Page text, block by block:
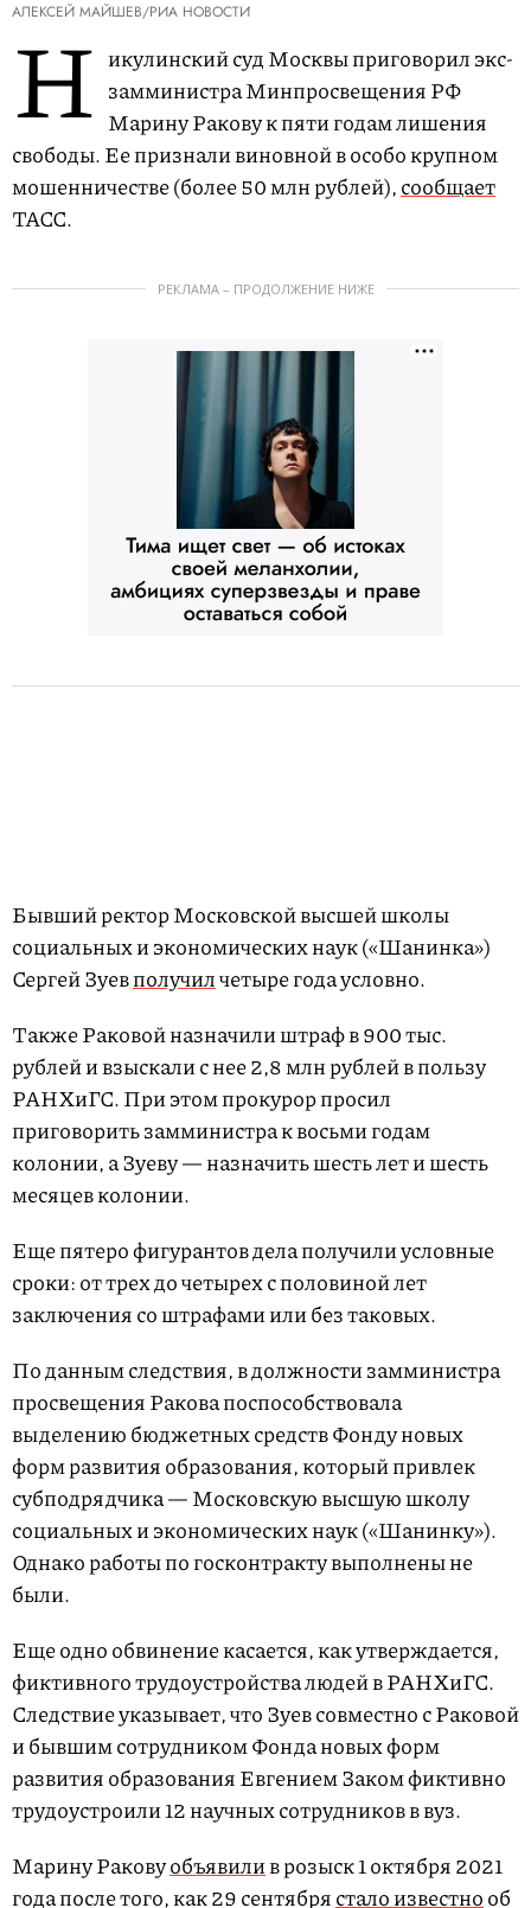
АЛЕКСЕЙ МАЙШЕВ/РИА НОВОСТИ
Н икулинский суд Москвы приговорил экс-
замминистра Минпросвещения РФ
Марину Ракову к пяти годам лишения
свободы. Ее признали виновной в особо крупном
мошенничестве (более 50 млн рублей),сообщает
ТАСС.
РЕКЛАМА – ПРОДОЛЖЕНИЕ НИЖЕ
Бывший ректор Московской высшей школы
социальных и экономических наук («Шанинка»)
Сергей Зуевполучилчетыре года условно.
Также Раковой назначили штраф в 900 тыс.
рублей и взыскали с нее 2,8 млн рублей в пользу
РАНХиГС. При этом прокурор просил
приговорить замминистра к восьми годам
колонии, а Зуеву — назначить шесть лет и шесть
месяцев колонии.
Еще пятеро фигурантов дела получили условные
сроки: от трех до четырех с половиной лет
заключения со штрафами или без таковых.
По данным следствия, в должности замминистра
просвещения Ракова поспособствовала
выделению бюджетных средств Фонду новых
форм развития образования, который привлек
субподрядчика — Московскую высшую школу
социальных и экономических наук («Шанинку»).
Однако работы по госконтракту выполнены не
были.
Еще одно обвинение касается, как утверждается,
фиктивного трудоустройства людей в РАНХиГС.
Следствие указывает, что Зуев совместно с Раковой
и бывшим сотрудником Фонда новых форм
развития образования Евгением Заком фиктивно
трудоустроили 12 научных сотрудников в вуз.
Марину Раковуобъявилив розыск 1 октября 2021
года после того, как 29 сентябрястало известнооб